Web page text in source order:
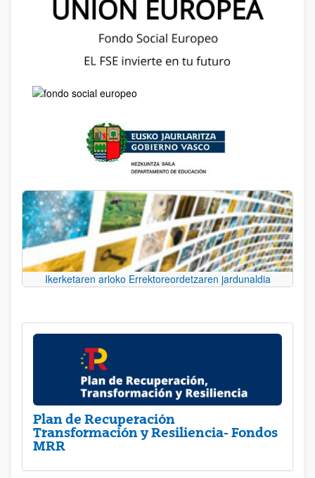
Ikerketaren arloko Errektoreordetzaren jardunaldia
Plan de Recuperación
Transformación y Resiliencia- Fondos
MRR